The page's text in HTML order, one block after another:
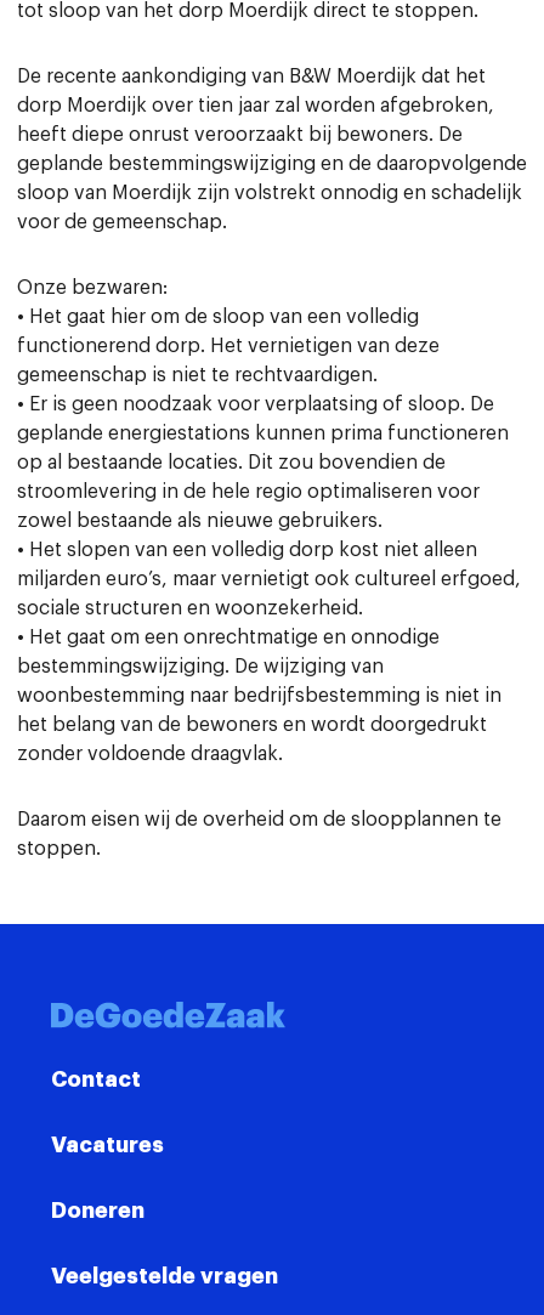
tot sloop van het dorp Moerdijk direct te stoppen.
De recente aankondiging van B&W Moerdijk dat het
dorp Moerdijk over tien jaar zal worden afgebroken,
heeft diepe onrust veroorzaakt bij bewoners. De
geplande bestemmingswijziging en de daaropvolgende
sloop van Moerdijk zijn volstrekt onnodig en schadelijk
voor de gemeenschap.
Onze bezwaren:
• Het gaat hier om de sloop van een volledig
functionerend dorp. Het vernietigen van deze
gemeenschap is niet te rechtvaardigen.
• Er is geen noodzaak voor verplaatsing of sloop. De
geplande energiestations kunnen prima functioneren
op al bestaande locaties. Dit zou bovendien de
stroomlevering in de hele regio optimaliseren voor
zowel bestaande als nieuwe gebruikers.
• Het slopen van een volledig dorp kost niet alleen
miljarden euro’s, maar vernietigt ook cultureel erfgoed,
sociale structuren en woonzekerheid.
• Het gaat om een onrechtmatige en onnodige
bestemmingswijziging. De wijziging van
woonbestemming naar bedrijfsbestemming is niet in
het belang van de bewoners en wordt doorgedrukt
zonder voldoende draagvlak.
Daarom eisen wij de overheid om de sloopplannen te
stoppen.
Contact
Vacatures
Doneren
Veelgestelde vragen